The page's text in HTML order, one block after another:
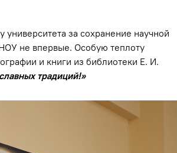
университета за сохранение научной
не впервые. Особую теплоту
и книги из библиотеки Е. И.
традиций!»